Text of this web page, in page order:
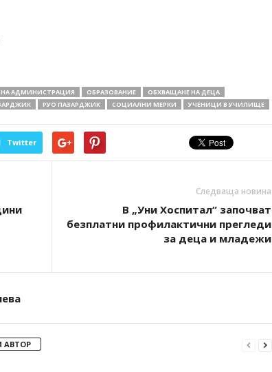
АДМИНИСТРАЦИЯ ОБРАЗОВАНИЕ
ОБХВАЩАНЕ НА ДЕЦА
РУО ПАЗАРДЖИК СОЦИАЛНИ МЕРКИ УЧЕНИЦИ В УЧИЛИЩЕ
Twitter
Следваща новина
В „Уни Хоспитал“ започват
безплатни профилактични прегледи
за деца и младежи
АВТОР